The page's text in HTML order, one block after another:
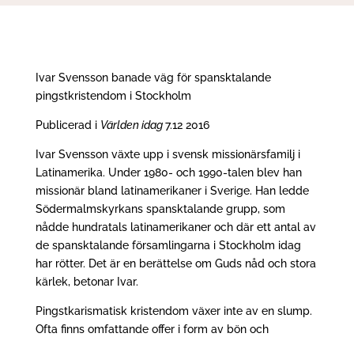
Ivar Svensson banade väg för spansktalande
pingstkristendom i Stockholm
Publicerad i Världen idag7.12 2016
Ivar Svensson växte upp i svensk missionärsfamilj i
Latinamerika. Under 1980- och 1990-talen blev han
missionär bland latinamerikaner i Sverige. Han ledde
Södermalmskyrkans spansktalande grupp, som
nådde hundratals latinamerikaner och där ett antal av
de spansktalande församlingarna i Stockholm idag
har rötter. Det är en berättelse om Guds nåd och stora
kärlek, betonar Ivar.
Pingstkarismatisk kristendom växer inte av en slump.
Ofta finns omfattande offer i form av bön och